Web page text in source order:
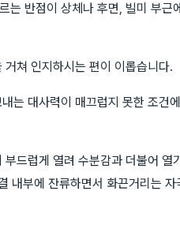
는 반점이 상체나 후면, 빌미 부근
쳐 인지하시는 편이 이롭습니다.
는 대사력이 매끄럽지 못한 조건
드럽게 열려 수분감과 더불어 열
내부에 잔류하면서 화끈거리는